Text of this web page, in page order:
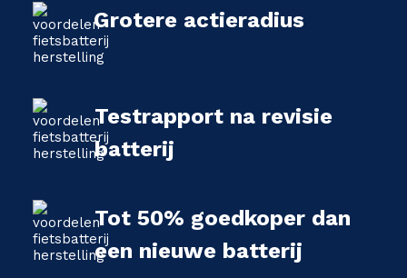
Grotere actieradius
Testrapport na revisie
batterij
Tot 50% goedkoper dan
een nieuwe batterij